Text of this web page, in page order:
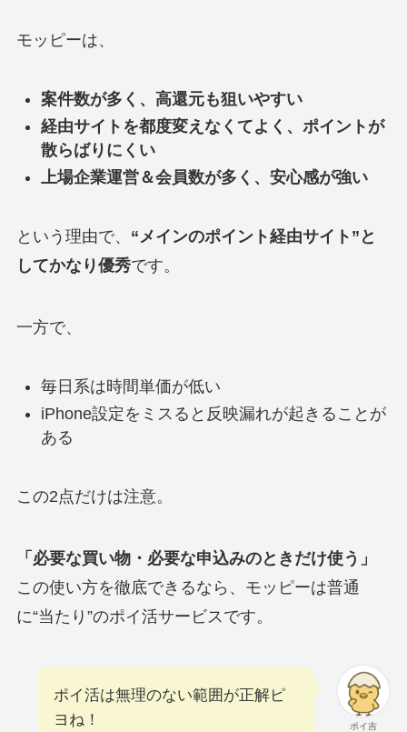
モッピーは、
案件数が多く、高還元も狙いやすい
経由サイトを都度変えなくてよく、ポイントが
散らばりにくい
上場企業運営＆会員数が多く、安心感が強い
という理由で、 “メインのポイント経由サイト”と
してかなり優秀です。
一方で、
毎日系は時間単価が低い
iPhone設定をミスると反映漏れが起きることが
ある
この2点だけは注意。
「必要な買い物・必要な申込みのときだけ使う」
この使い方を徹底できるなら、モッピーは普通
に“当たり”のポイ活サービスです。
ポイ吉
ポイ活は無理のない範囲が正解ピ
ヨね！